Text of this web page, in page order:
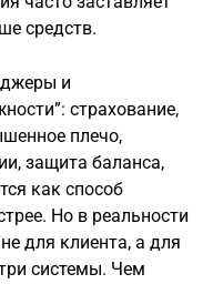
средств.
и
страхование,
плечо,
защита баланса,
как способ
Но в реальности
для клиента, а для
системы. Чем